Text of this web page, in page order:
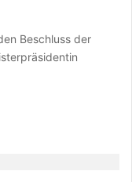
Beschluss der